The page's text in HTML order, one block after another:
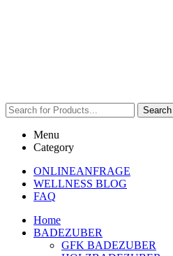
Search
Menu
Category
ONLINEANFRAGE
WELLNESS BLOG
FAQ
Home
BADEZUBER
GFK BADEZUBER